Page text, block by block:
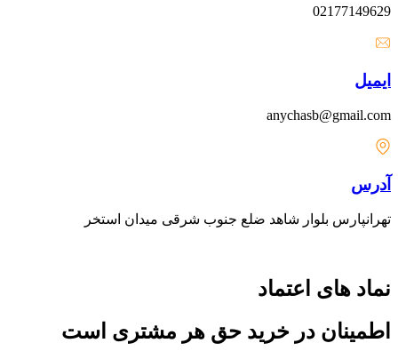
02177149629
ایمیل
anychasb@gmail.com
آدرس
تهرانپارس بلوار شاهد ضلع جنوب شرقی میدان استخر
نماد های اعتماد
اطمینان در خرید حق هر مشتری است